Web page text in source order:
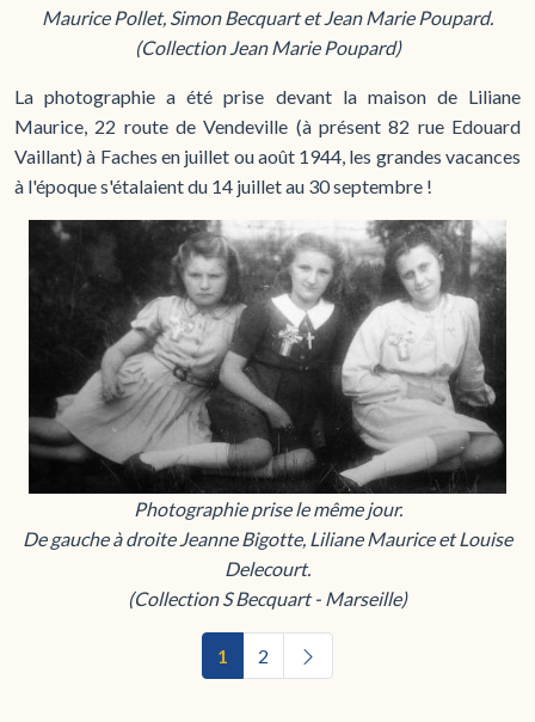
Maurice Pollet, Simon Becquart et Jean Marie Poupard.
(Collection Jean Marie Poupard)
La photographie a été prise devant la maison de Liliane
Maurice, 22 route de Vendeville (à présent 82 rue Edouard
Vaillant) à Faches en juillet ou août 1944, les grandes vacances
à l'époque s'étalaient du 14 juillet au 30 septembre !
Photographie prise le même jour.
De gauche à droite Jeanne Bigotte, Liliane Maurice et Louise
Delecourt.
(Collection S Becquart - Marseille)
1 2